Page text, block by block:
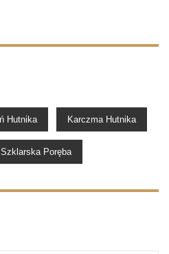
Hutnika Karczma Hutnika
Szklarska Poręba